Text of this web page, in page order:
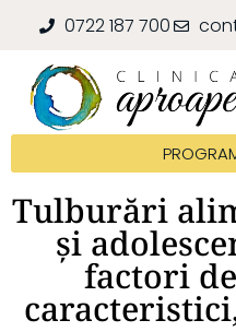
0722 187 700
Tulburări
și
factori